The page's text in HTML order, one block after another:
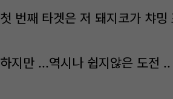
첫 번째 타겟은 저 돼지코가 챠
하지만 ...역시나 쉽지않은 도전 ..